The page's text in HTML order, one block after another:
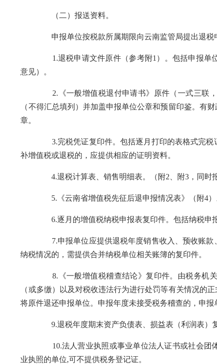
（二）报送资料。
申报单位按税款所属期限向云南监管局提出退税申
1.退税申请文件原件（参考附1）。包括申报单位
意见）。
2.《一般增值税退付申请书》原件（一式三联，从
（不得汇总填列）并加盖申报单位公章和预留印鉴。有
章。
3.完税凭证复印件。包括逐月打印的表格式完税证
补增值税或退税的，应提供相应的证明资料。
4.退税计算表、销售明细表。（附2、附3，同时报
5.《云南省增值税先征后退申报情况表》（附4）
6.逐月的增值税纳税申报表复印件。包括纳税申报
7.申报单位应提供退税年度销售收入、预收账款、
纳税情况的，需提供合并纳税单位相关账簿的复印件。
8.《一般增值税稽查结论》复印件。由税务机关出
（或多缴）以及对税收违法行为进行处罚等有关情况的
将原件退还申报单位。申报年度未接受税务稽查的，申
9.退税年度期末资产负债表、损益表（利润表）
10.法人营业执照或事业单位法人证书或社会团体
业执照的单位,可不提供税务登记证。